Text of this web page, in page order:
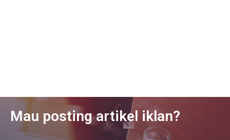
Mau posting artikel iklan?